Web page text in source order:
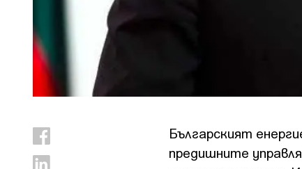
Българският
предишните